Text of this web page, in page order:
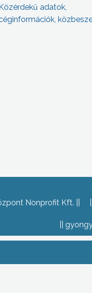
Közérdekű adatok,
Nonprofit Kft.